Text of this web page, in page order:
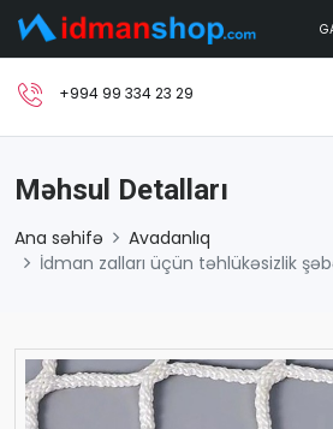
+994 99 334 23 29
Məhsul Detalları
Ana səhifə
Avadanlıq
İdman zalları üçün təhlükəsizlik